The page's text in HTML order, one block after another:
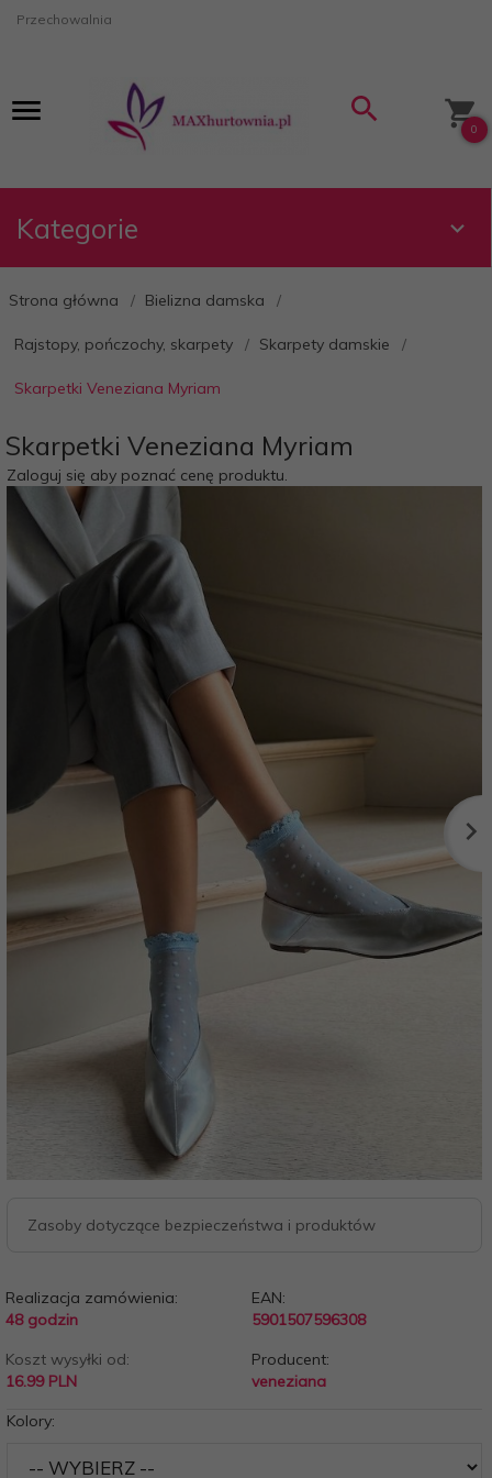
Przechowalnia
0
Kategorie
Strona główna Bielizna damska
Rajstopy, pończochy, skarpety Skarpety damskie
Skarpetki Veneziana Myriam
Skarpetki Veneziana Myriam
Zaloguj się aby poznać cenę produktu.
Zasoby dotyczące bezpieczeństwa i produktów
Realizacja zamówienia:
48 godzin
EAN:
5901507596308
Koszt wysyłki od:
16.99 PLN
Producent:
veneziana
Kolory: